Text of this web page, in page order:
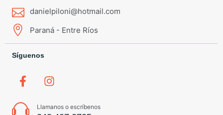
danielpiloni@hotmail.com
Paraná - Entre Ríos
Síguenos
Llamanos o escríbenos